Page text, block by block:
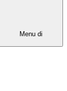
Menu di